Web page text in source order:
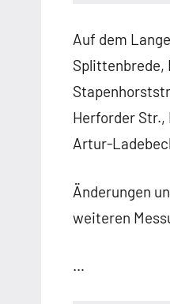
Auf dem
Splittenbrede,
Herforder Str.,
Artur-
Änderungen
weiteren
…